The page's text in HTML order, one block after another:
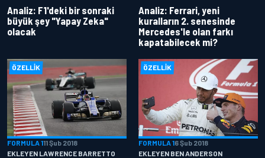
Analiz: F1'deki bir sonraki
büyük şey "Yapay Zeka"
olacak
Analiz: Ferrari, yeni
kuralların 2. senesinde
Mercedes'le olan farkı
kapatabilecek mi?
ÖZELLIK
FORMULA 111 Şub 2018
EKLEYEN LAWRENCE BARRETTO
ÖZELLIK
FORMULA 16 Şub 2018
EKLEYEN BEN ANDERSON